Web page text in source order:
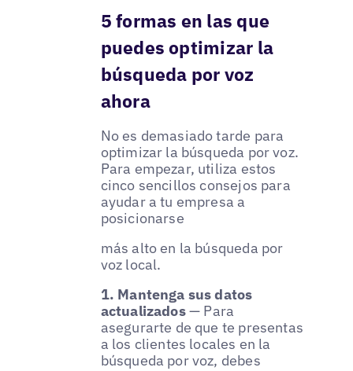
5 formas en las que
puedes optimizar la
búsqueda por voz
ahora
No es demasiado tarde para
optimizar la búsqueda por voz.
Para empezar, utiliza estos
cinco sencillos consejos para
ayudar a tu empresa a
posicionarse
más alto en la búsqueda por
voz local.
1. Mantenga sus datos
actualizados— Para
asegurarte de que te presentas
a los clientes locales en la
búsqueda por voz, debes